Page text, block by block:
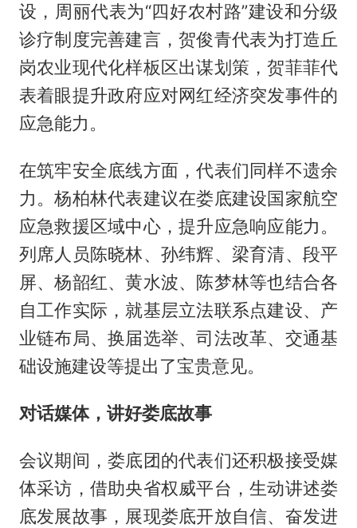
设，周丽代表为“四好农村路”建设和分级
诊疗制度完善建言，贺俊青代表为打造丘
岗农业现代化样板区出谋划策，贺菲菲代
表着眼提升政府应对网红经济突发事件的
应急能力。
在筑牢安全底线方面，代表们同样不遗余
力。杨柏林代表建议在娄底建设国家航空
应急救援区域中心，提升应急响应能力。
列席人员陈晓林、孙纬辉、梁育清、段平
屏、杨韶红、黄水波、陈梦林等也结合各
自工作实际，就基层立法联系点建设、产
业链布局、换届选举、司法改革、交通基
础设施建设等提出了宝贵意见。
对话媒体，讲好娄底故事
会议期间，娄底团的代表们还积极接受媒
体采访，借助央省权威平台，生动讲述娄
底发展故事，展现娄底开放自信、奋发进